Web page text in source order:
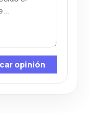
opinión